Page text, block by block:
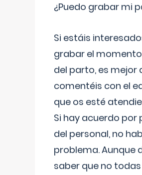
¿Puedo grabar mi
Si estáis
grabar el
del parto, es mejor
comentéis con el
que os esté
Si hay acuerdo por
del personal, no
problema. Aunque
saber que no